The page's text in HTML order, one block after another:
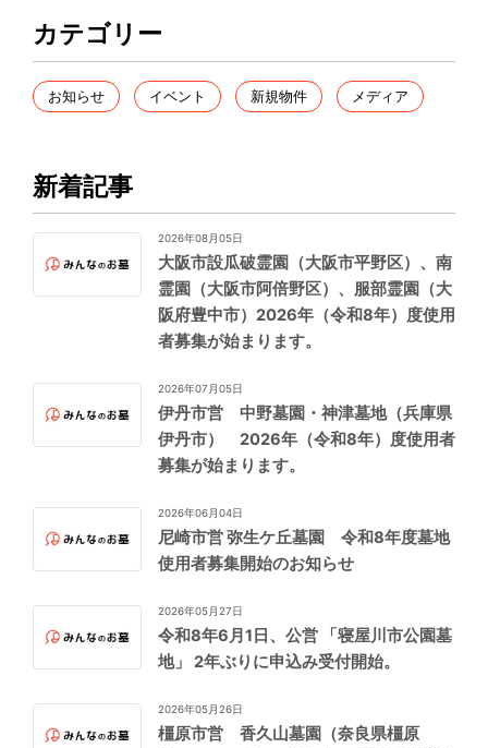
カテゴリー
お知らせ イベント 新規物件 メディア
新着記事
2026年08月05日
大阪市設瓜破霊園（大阪市平野区）、南
霊園（大阪市阿倍野区）、服部霊園（大
阪府豊中市）2026年（令和8年）度使用
者募集が始まります。
2026年07月05日
伊丹市営 中野墓園・神津墓地（兵庫県
伊丹市） 2026年（令和8年）度使用者
募集が始まります。
2026年06月04日
尼崎市営 弥生ケ丘墓園 令和8年度墓地
使用者募集開始のお知らせ
2026年05月27日
令和8年6月1日、公営 「寝屋川市公園墓
地」 2年ぶりに申込み受付開始。
2026年05月26日
橿原市営 香久山墓園（奈良県橿原